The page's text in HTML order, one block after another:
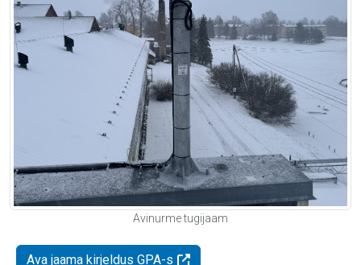
Avinurme tugijaam
Ava jaama kirjeldus GPA-s